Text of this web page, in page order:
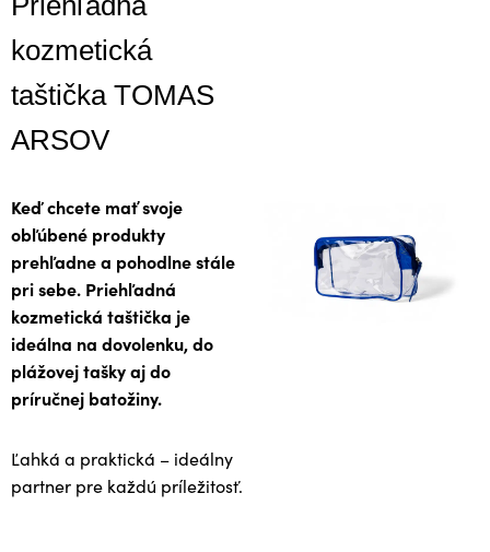
kozmetická
taštička TOMAS
ARSOV
Keď chcete mať svoje
obľúbené produkty
prehľadne a pohodlne stále
pri sebe. Priehľadná
kozmetická taštička je
ideálna na dovolenku, do
plážovej tašky aj do
príručnej batožiny.
Ľahká a praktická – ideálny
partner pre každú príležitosť.